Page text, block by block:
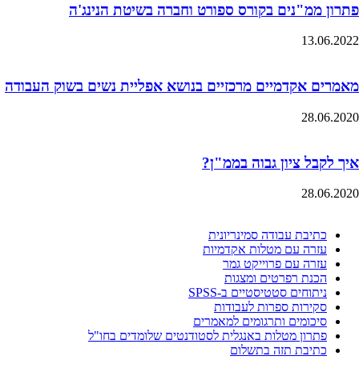
פתרון ממ"נים בקורס ספורט וחברה בשיטת הנינג'ה
13.06.2022
מאמרים אקדמיים מרכזיים בנושא אפליית נשים בשוק העבודה
28.06.2020
איך לקבל ציון גבוה בממ"ן?
28.06.2020
כתיבת עבודה סמינריונית
עזרה עם מטלות אקדמיות
עזרה עם פרוייקט גמר
הכנת רפרטים ומצגות
ניתוחים סטטיסטיים ב-SPSS
סקירות ספרות לעבודות
סיכומים ותרגומים למאמרים
פתרון מטלות באנגלית לסטודנטים שלומדים בחו"ל
כתיבת תזה בתשלום